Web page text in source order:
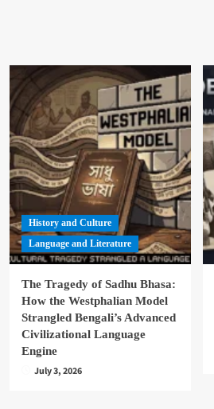
History and Culture
Language and Literature
The Tragedy of Sadhu Bhasa:
How the Westphalian Model
Strangled Bengali’s Advanced
Civilizational Language
Engine
July 3, 2026